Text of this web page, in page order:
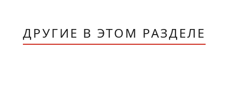
ДРУГИЕ В ЭТОМ РАЗДЕЛЕ